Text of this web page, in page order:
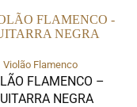
Violão Flamenco
FLAMENCO –
NEGRA